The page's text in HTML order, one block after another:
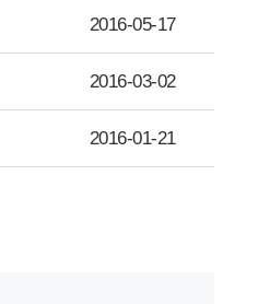
2016-05-17
2016-03-02
2016-01-21